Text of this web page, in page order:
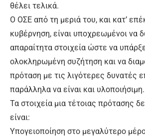
θέλει τελικά.
Ο ΟΣΕ από τη μεριά του, και κατ’
κυβέρνηση, είναι υποχρεωμένοι να
απαραίτητα στοιχεία ώστε να
ολοκληρωμένη συζήτηση και να
πρόταση με τις λιγότερες δυνατές
παράλληλα να είναι και υλοποιήσιμη.
Τα στοιχεία μια τέτοιας πρότασης
είναι:
Υπογειοποίηση στο μεγαλύτερο